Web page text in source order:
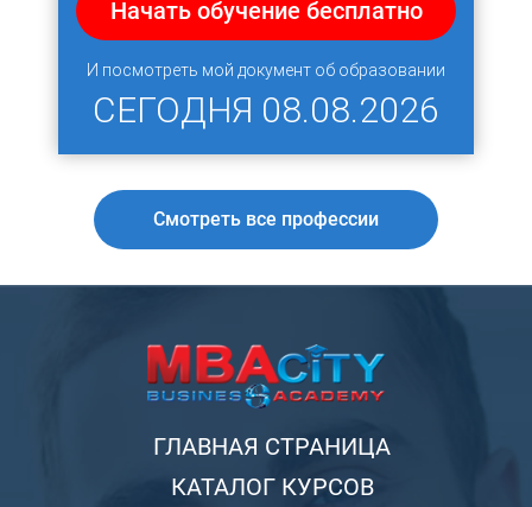
Начать обучение бесплатно
И посмотреть мой документ об образовании
СЕГОДНЯ 08.08.2026
Смотреть все профессии
ГЛАВНАЯ СТРАНИЦА
КАТАЛОГ КУРСОВ